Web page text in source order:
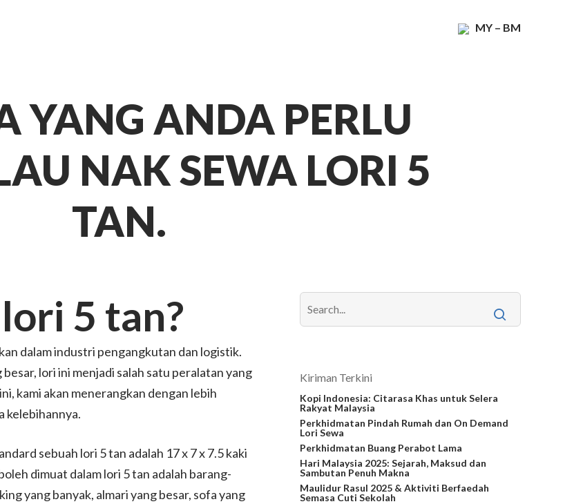
MY – BM
YANG ANDA PERLU
NAK SEWA LORI 5
TAN.
5 tan?
dalam industri pengangkutan dan logistik.
lori ini menjadi salah satu peralatan yang
kami akan menerangkan dengan lebih
kelebihannya.
sebuah lori 5 tan adalah 17 x 7 x 7.5 kaki
dimuat dalam lori 5 tan adalah barang-
yang banyak, almari yang besar, sofa yang
Kiriman Terkini
Kopi Indonesia: Citarasa Khas untuk Selera
Rakyat Malaysia
Perkhidmatan Pindah Rumah dan On Demand
Lori Sewa
Perkhidmatan Buang Perabot Lama
Hari Malaysia 2025: Sejarah, Maksud dan
Sambutan Penuh Makna
Maulidur Rasul 2025 & Aktiviti Berfaedah
Semasa Cuti Sekolah